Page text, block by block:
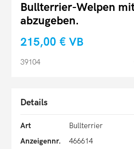
Bullterrier-Welpen
abzugeben.
215,00 € VB
39104
Details
Art
Bullterrier
Anzeigennr.
466614